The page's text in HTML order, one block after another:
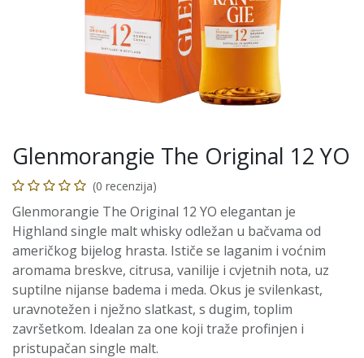
Glenmorangie The Original 12 YO
(0 recenzija)
Glenmorangie The Original 12 YO elegantan je
Highland single malt whisky odležan u bačvama od
američkog bijelog hrasta. Ističe se laganim i voćnim
aromama breskve, citrusa, vanilije i cvjetnih nota, uz
suptilne nijanse badema i meda. Okus je svilenkast,
uravnotežen i nježno slatkast, s dugim, toplim
završetkom. Idealan za one koji traže profinjen i
pristupačan single malt.